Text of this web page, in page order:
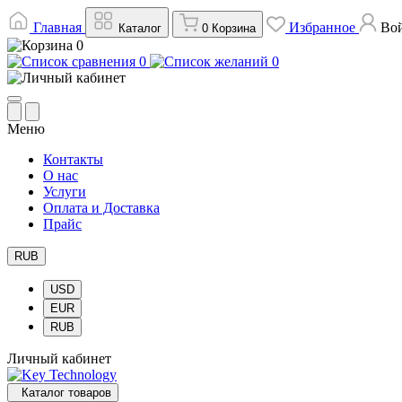
Главная Каталог 0 Корзина Избранное
0
0
0
Меню
Контакты
О нас
Услуги
Оплата и Доставка
Прайс
RUB
USD
EUR
RUB
Личный кабинет
Каталог товаров